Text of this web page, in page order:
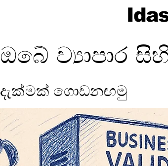
ඔබේ ව්‍යාපාර
දැක්මක් ගොඩනඟමු